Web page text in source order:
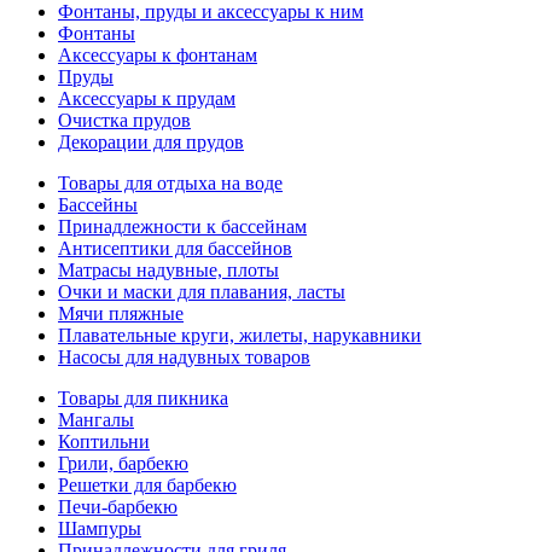
Фонтаны, пруды и аксессуары к ним
Фонтаны
Аксессуары к фонтанам
Пруды
Аксессуары к прудам
Очистка прудов
Декорации для прудов
Товары для отдыха на воде
Бассейны
Принадлежности к бассейнам
Антисептики для бассейнов
Матраcы надувные, плоты
Очки и маски для плавания, ласты
Мячи пляжные
Плавательные круги, жилеты, нарукавники
Насосы для надувных товаров
Товары для пикника
Мангалы
Коптильни
Грили, барбекю
Решетки для барбекю
Печи-барбекю
Шампуры